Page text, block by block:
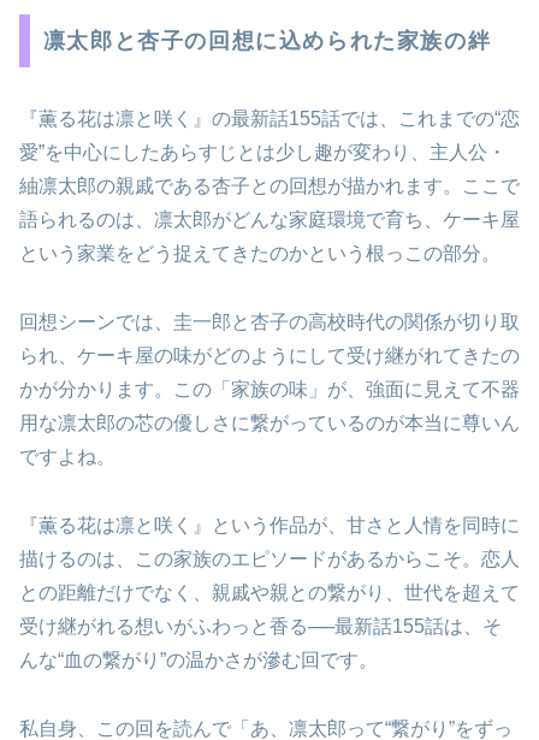
凛太郎と杏子の回想に込められた家族の絆
『薫る花は凛と咲く』の最新話155話では、これまでの“恋
愛”を中心にしたあらすじとは少し趣が変わり、主人公・
紬凛太郎の親戚である杏子との回想が描かれます。ここで
語られるのは、凛太郎がどんな家庭環境で育ち、ケーキ屋
という家業をどう捉えてきたのかという根っこの部分。
回想シーンでは、圭一郎と杏子の高校時代の関係が切り取
られ、ケーキ屋の味がどのようにして受け継がれてきたの
かが分かります。この「家族の味」が、強面に見えて不器
用な凛太郎の芯の優しさに繋がっているのが本当に尊いん
ですよね。
『薫る花は凛と咲く』という作品が、甘さと人情を同時に
描けるのは、この家族のエピソードがあるからこそ。恋人
との距離だけでなく、親戚や親との繋がり、世代を超えて
受け継がれる想いがふわっと香る──最新話155話は、そ
んな“血の繋がり”の温かさが滲む回です。
私自身、この回を読んで「あ、凛太郎って“繋がり”をずっ